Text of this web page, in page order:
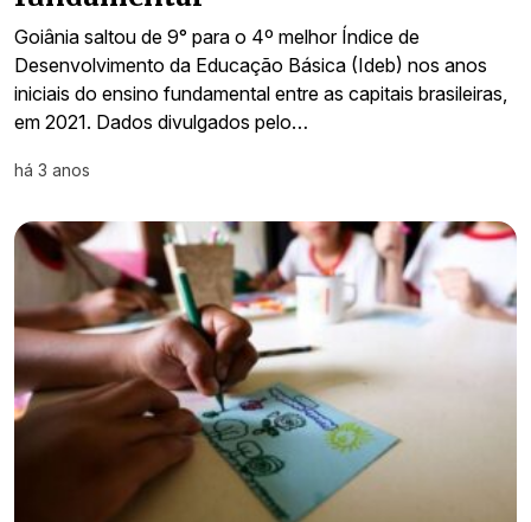
Goiânia saltou de 9° para o 4º melhor Índice de
Desenvolvimento da Educação Básica (Ideb) nos anos
iniciais do ensino fundamental entre as capitais brasileiras,
em 2021. Dados divulgados pelo…
há 3 anos